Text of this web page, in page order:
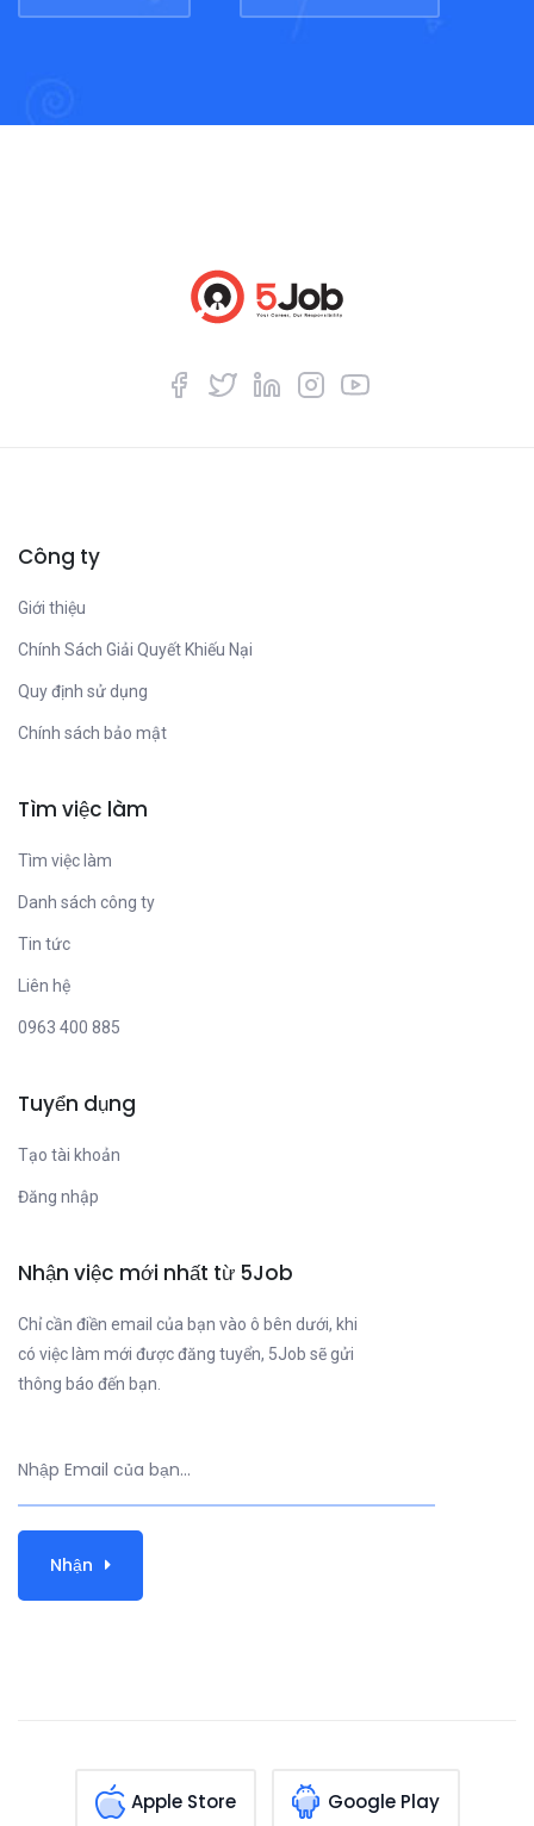
Công ty
Giới thiệu
Chính Sách Giải Quyết Khiếu Nại
Quy định sử dụng
Chính sách bảo mật
Tìm việc làm
Tìm việc làm
Danh sách công ty
Tin tức
Liên hệ
0963 400 885
Tuyển dụng
Tạo tài khoản
Đăng nhập
Nhận việc mới nhất từ 5Job
Chỉ cần điền email của bạn vào ô bên dưới, khi
có việc làm mới được đăng tuyển, 5Job sẽ gửi
thông báo đến bạn.
Nhận
Apple Store Google Play